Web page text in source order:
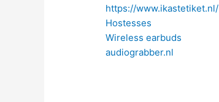
https://www.ikastetiket.nl/
Hostesses
Wireless earbuds
audiograbber.nl